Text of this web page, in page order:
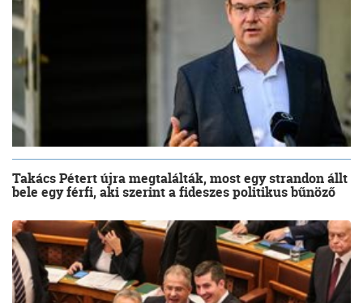
Takács Pétert újra megtalálták, most egy strandon állt
bele egy férfi, aki szerint a fideszes politikus bűnöző